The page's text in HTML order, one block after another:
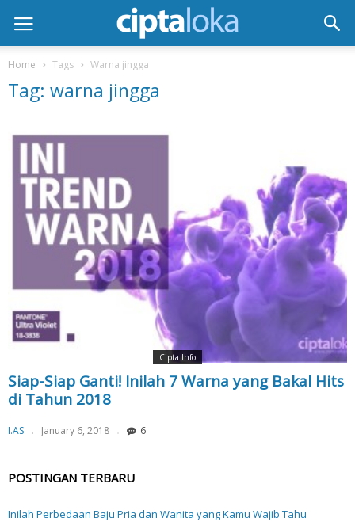
Home Tags Warna jingga
Tag: warna jingga
Cipta Info
Siap-Siap Ganti! Inilah 7 Warna yang Bakal Hits
di Tahun 2018
I.AS January 6, 2018 6
POSTINGAN TERBARU
Inilah Perbedaan Baju Pria dan Wanita yang Kamu Wajib Tahu